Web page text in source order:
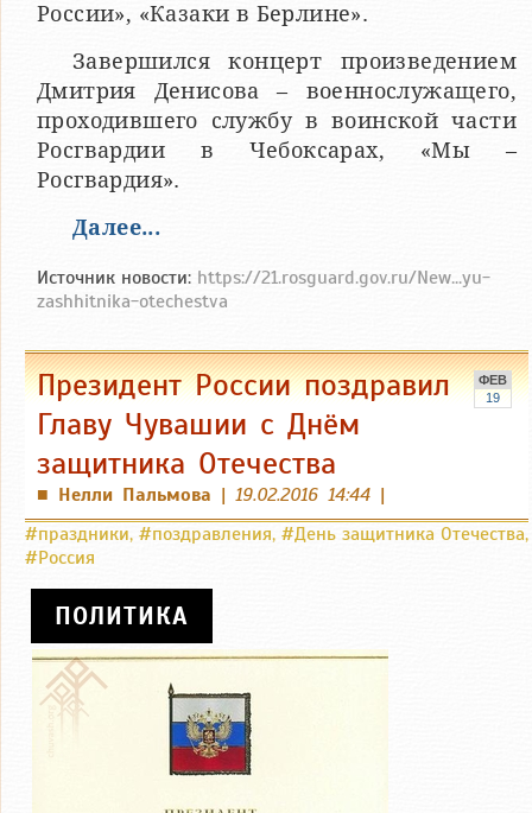
России», «Казаки в Берлине».
Завершился концерт произведением
Дмитрия Денисова – военнослужащего,
проходившего службу в воинской части
Росгвардии в Чебоксарах, «Мы –
Росгвардия».
Далее...
Источник новости: https://21.rosguard.gov.ru/New...yu-
zashhitnika-otechestva
ФЕВ
19
Президент России поздравил
Главу Чувашии с Днём
защитника Отечества
■ Нелли Пальмова | 19.02.2016 14:44 |
#праздники, #поздравления, #День защитника Отечества,
#Россия
ПОЛИТИКА